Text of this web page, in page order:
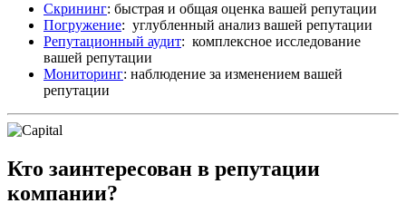
Скрининг: быстрая и общая оценка вашей репутации
Погружение: углубленный анализ вашей репутации
Репутационный аудит: комплексное исследование
вашей репутации
Мониторинг: наблюдение за изменением вашей
репутации
Кто заинтересован в репутации
компании?